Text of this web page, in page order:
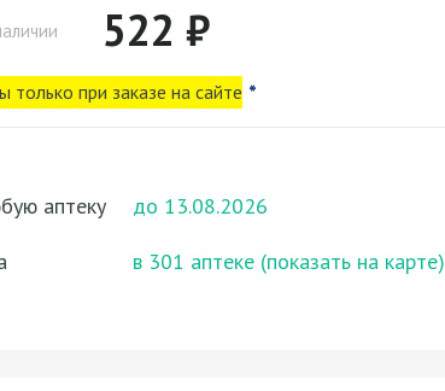
522 ₽
только при заказе на сайте *
аптеку
до 13.08.2026
в 301 аптеке (показать на карте)